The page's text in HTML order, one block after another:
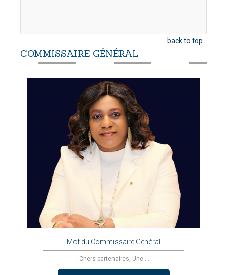
back to top
COMMISSAIRE GÉNÉRAL
Mot du Commissaire Général
Chers partenaires, Une ...